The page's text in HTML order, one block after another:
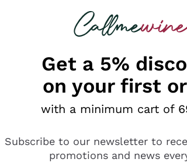
looking for
Get a 5%
on your first
with a minimum cart of
Subscribe to our newsletter to
promotions and news